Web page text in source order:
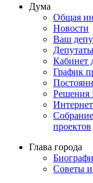
Дума
Общая
Новости
Ваш
Кабинет
График
Решения
проектов
Глава города
Советы и